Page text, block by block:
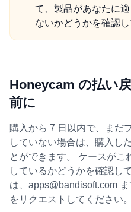
て、製品があなたに
ないかどうかを確認し
Honeycam の払い
前に
購入から 7 日以内で、まだ
していない場合は、購入し
とができます。 ケースがこ
しているかどうかを確認し
は、apps@bandisoft.com
をリクエストしてください。